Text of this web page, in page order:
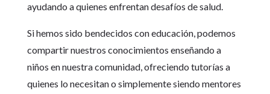
ayudando a quienes enfrentan desafíos de salud.
Si hemos sido bendecidos con educación, podemos
compartir nuestros conocimientos enseñando a
niños en nuestra comunidad, ofreciendo tutorías a
quienes lo necesitan o simplemente siendo mentores